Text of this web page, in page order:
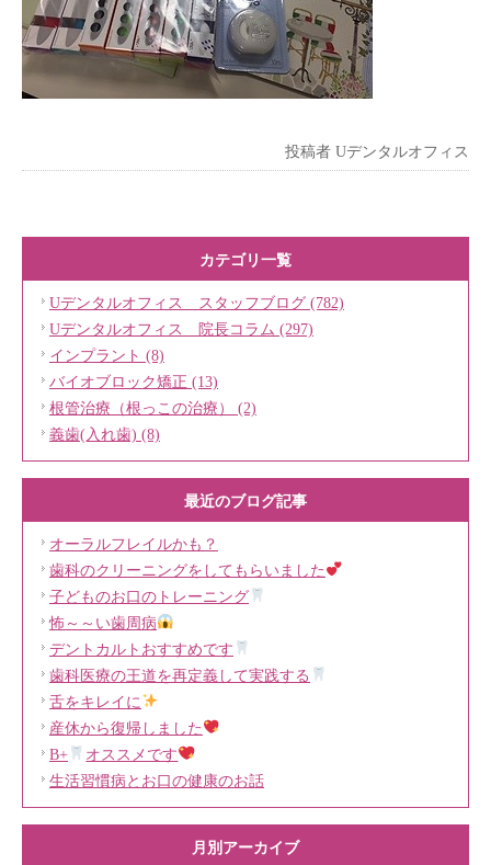
投稿者 Uデンタルオフィス
カテゴリ一覧
Uデンタルオフィス スタッフブログ (782)
Uデンタルオフィス 院長コラム (297)
インプラント (8)
バイオブロック矯正 (13)
根管治療（根っこの治療） (2)
義歯(入れ歯) (8)
最近のブログ記事
オーラルフレイルかも？
歯科のクリーニングをしてもらいました
子どものお口のトレーニング
怖～～い歯周病
デントカルトおすすめです
歯科医療の王道を再定義して実践する
舌をキレイに
産休から復帰しました
B+
オススメです
生活習慣病とお口の健康のお話
月別アーカイブ